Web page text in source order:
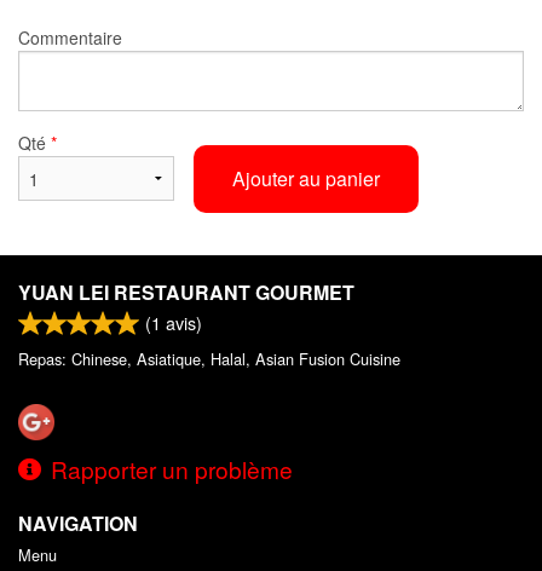
Commentaire
Qté *
Ajouter au panier
YUAN LEI RESTAURANT GOURMET
(1 avis)
Repas: Chinese, Asiatique, Halal, Asian Fusion Cuisine
Rapporter un problème
NAVIGATION
Menu